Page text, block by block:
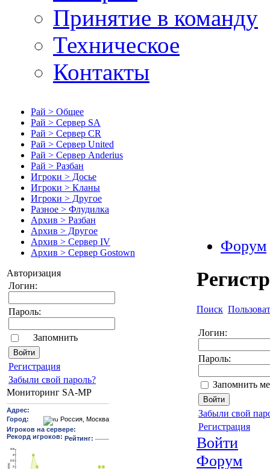
Принятие в команду
Техническое
Контакты
Рай > Общее
Рай > Сервер SA
Рай > Сервер CR
Рай > Сервер United
Рай > Сервер Anderius
Рай > Разбан
Игроки > Досье
Игроки > Кланы
Игроки > Другое
Разное > Флудилка
Архив > Разбан
Архив > Другое
Архив > Сервер IV
Архив > Сервер Gostown
Авторизация
Логин:
Пароль:
Запомнить
Pегиcтрaция
Забыли свой пароль?
Мониторинг SA-MP
Форум
Поиск
Логин:
Пароль:
Запомнить
Забыли свой
Регистрация
Войти
Форум